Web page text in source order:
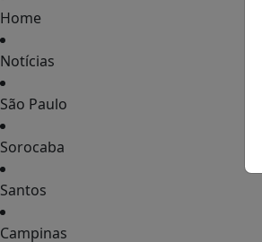
Home
Notícias
São Paulo
Sorocaba
Santos
Campinas